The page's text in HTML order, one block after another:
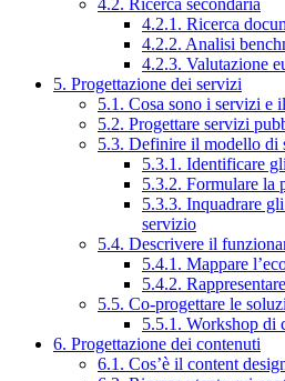
4.2.1. Ricerca
4.2.2. Analisi
4.2.3. Valutazione
5. Progettazione dei servizi
5.1. Cosa sono i servizi e
5.2. Progettare servizi
5.3. Definire il modello di
5.3.1. Identificare
5.3.2. Formulare la
5.3.3. Inquadrare
servizio
5.4. Descrivere il
5.4.1. Mappare
5.4.2.
5.5. Co-progettare le
5.5.1. Workshop di
6. Progettazione dei contenuti
6.1. Cos’è il content